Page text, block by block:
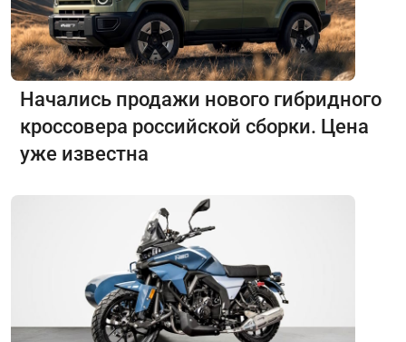
Начались продажи нового гибридного
кроссовера российской сборки. Цена
уже известна